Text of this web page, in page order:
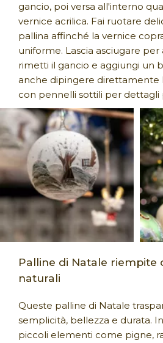
gancio, poi versa all'interno
vernice acrilica. Fai ruotare
pallina affinché la vernice
uniforme. Lascia asciugare
rimetti il gancio e aggiungi un
anche dipingere direttamente
con pennelli sottili per dettagli
Palline di Natale riempite
naturali
Queste palline di Natale
semplicità, bellezza e durata.
piccoli elementi come pigne,